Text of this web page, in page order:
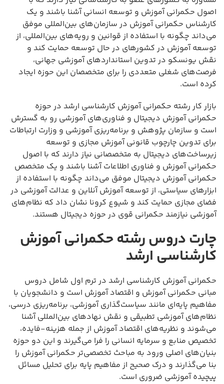
اصول حکمرانی آموزش و توسعه انسانی آشنا باشند و یک
کارشناس حکمرانی آموزش در سازمان‌های بین‌المللی موفق
می‌داند چگونه با استفاده از قوانین و رویه‌های بین‌المللی، از
توسعه آموزش در کشورهای در حال توسعه حمایت کند و
نقش یونسکو در تدوین استانداردهای آموزشی جهانی،
فرصت‌های شغلی متعددی را برای متخصصان این حوزه ایجاد
کرده است.
بازار کار رشته حکمرانی آموزش کارشناسی ارشد در حوزه
حکمرانی آموزش دیجیتال و فناوری‌های آموزشی رو به گسترش
است و سازمان پژوهش و برنامه‌ریزی آموزشی و وزارت ارتباطات
برای تدوین چارچوب قانونی آموزش مجازی و توسعه
زیرساخت‌های دیجیتال به متخصصانی نیاز دارند که با اصول
حکمرانی آموزش و فناوری اطلاعات آشنا باشند و یک متخصص
حکمرانی آموزش دیجیتال موفق می‌داند چگونه با استفاده از
ابزارهای سیاستی، از توسعه آموزش آنلاین و عدالت آموزشی در
فضای مجازی حمایت کند و شیوع کرونا نشان داد که نظام‌های
آموزشی نیازمند حکمرانی قوی در حوزه دیجیتال هستند.
چارت دروس رشته حکمرانی آموزش
کارشناسی ارشد
حکمرانی آموزش کارشناسی ارشد در ترم اول شامل دروس
مبانی حکمرانی آموزش و اقتصاد آموزش است و دانشجویان با
مفاهیم پایه‌ای مانند سیاست‌گذاری آموزشی، برنامه‌ریزی درسی،
نظام‌های آموزشی تطبیقی و نقش نهادهای بین‌المللی آشنا
می‌شوند و نظریه‌های اقتصاد آموزش از جمله هزینه-فایده،
تخصیص منابع و سرمایه انسانی را فرا می‌گیرند و این دو حوزه
بنیان‌های اصلی ورود به مباحث تخصصی‌تر حکمرانی آموزش را
بنا می‌گذارند و درک صحیح از مفاهیم پایه برای تحلیل مسائل
پیچیده آموزشی ضروری است.